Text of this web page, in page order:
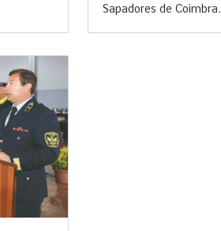
Sapadores de Coimbra.